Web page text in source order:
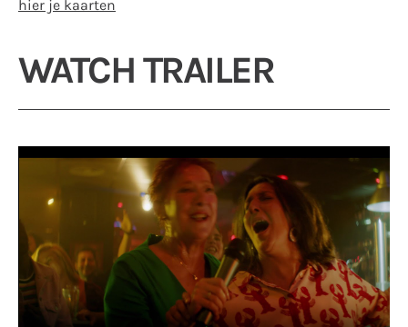
hier je kaarten
WATCH TRAILER